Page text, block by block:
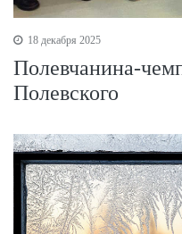
18 декабря 2025
Полевчанина-
Полевского